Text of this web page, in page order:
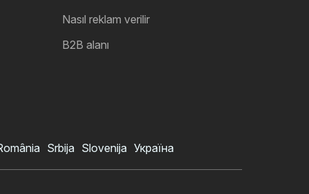
Nasıl reklam verilir
B2B alanı
Srbija Slovenija Україна